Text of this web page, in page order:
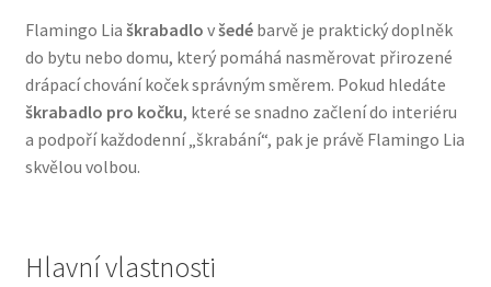
Boudy a výběhy
Bozita pro psy — Švédské krmivo s nordickou kvalitou
Brit pro psy
Natural Trainer pro psy — Italské krmivo s
Flamingo Lia škrabadlo všedébarvě je praktický doplněk
do bytu nebo domu, který pomáhá nasměrovat přirozené
drápací chování koček správným směrem. Pokud hledáte
škrabadlo pro kočku, které se snadno začlení do interiéru
a podpoří každodenní „škrabání“, pak je právě Flamingo Lia
skvělou volbou.
Hlavní vlastnosti